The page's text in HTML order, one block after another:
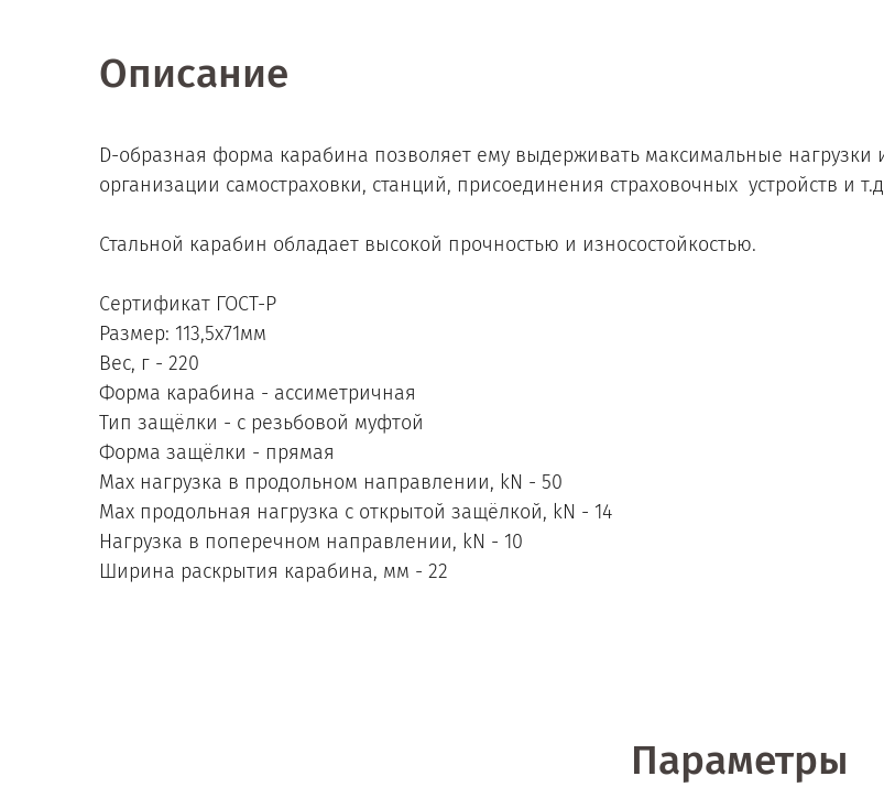
Описание
D-образная форма карабина позволяет ему выдерживать максимальные нагрузки
организации самостраховки, станций, присоединения страховочных устройств и
Стальной карабин обладает высокой прочностью и износостойкостью.
Сертификат ГОСТ-Р
Размер: 113,5х71мм
Вес, г - 220
Форма карабина - ассиметричная
Тип защёлки - с резьбовой муфтой
Форма защёлки - прямая
Мах нагрузка в продольном направлении, kN - 50
Max продольная нагрузка с открытой защёлкой, kN - 14
Нагрузка в поперечном направлении, kN - 10
Ширина раскрытия карабина, мм - 22
Параметры